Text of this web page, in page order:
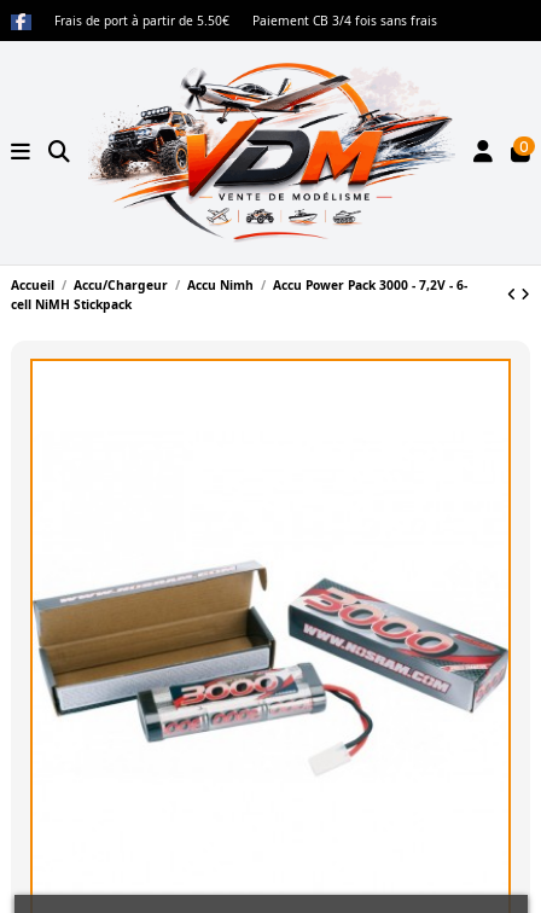
Frais de port à partir de 5.50€ Paiement CB 3/4 fois sans frais
0
Accueil Accu/Chargeur Accu Nimh
Accu Power Pack 3000 - 7,2V - 6-
cell NiMH Stickpack